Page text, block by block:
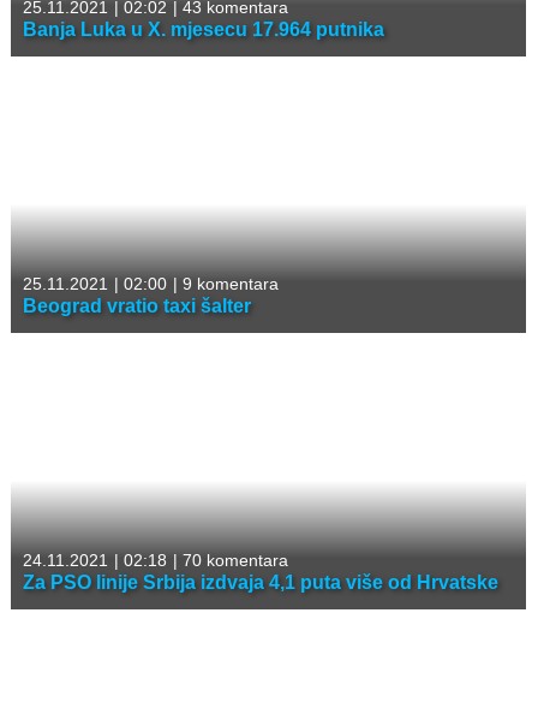
25.11.2021 | 02:02 | 43 komentara
Banja Luka u X. mjesecu 17.964 putnika
25.11.2021 | 02:00 | 9 komentara
Beograd vratio taxi šalter
24.11.2021 | 02:18 | 70 komentara
Za PSO linije Srbija izdvaja 4,1 puta više od Hrvatske